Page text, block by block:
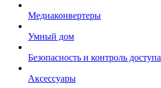
Медиаконвертеры
Умный дом
Безопасность и контроль доступа
Аксессуары